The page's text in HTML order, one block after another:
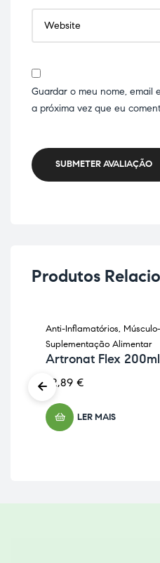
Guardar o meu nome, email
a próxima vez que eu
SUBMETER AVALIAÇÃO
Produtos
Anti-Inflamatórios,
Suplementação Alimentar
Artronat Flex
22,89 €
LER MAIS